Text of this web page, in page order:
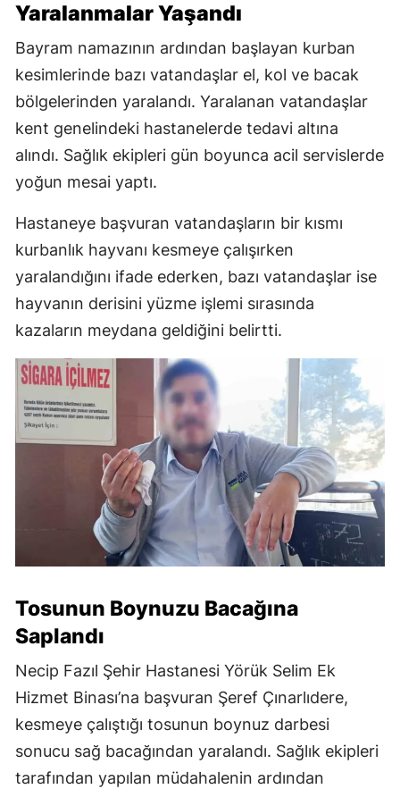
Yaralanmalar Yaşandı
Bayram namazının ardından başlayan kurban
kesimlerinde bazı vatandaşlar el, kol ve bacak
bölgelerinden yaralandı. Yaralanan vatandaşlar
kent genelindeki hastanelerde tedavi altına
alındı. Sağlık ekipleri gün boyunca acil servislerde
yoğun mesai yaptı.
Hastaneye başvuran vatandaşların bir kısmı
kurbanlık hayvanı kesmeye çalışırken
yaralandığını ifade ederken, bazı vatandaşlar ise
hayvanın derisini yüzme işlemi sırasında
kazaların meydana geldiğini belirtti.
Tosunun Boynuzu Bacağına
Saplandı
Necip Fazıl Şehir Hastanesi Yörük Selim Ek
Hizmet Binası’na başvuran Şeref Çınarlıdere,
kesmeye çalıştığı tosunun boynuz darbesi
sonucu sağ bacağından yaralandı. Sağlık ekipleri
tarafından yapılan müdahalenin ardından